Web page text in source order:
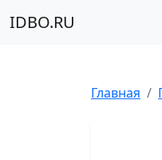
IDBO.RU
Главная